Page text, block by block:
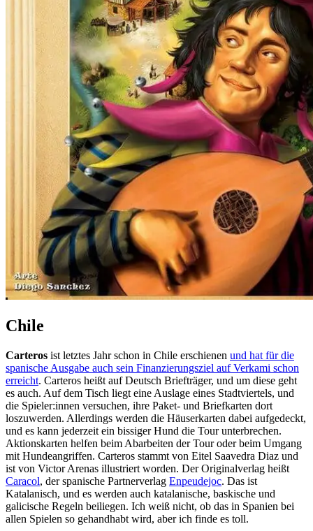
Chile
Carteros ist letztes Jahr schon in Chile erschienen und hat für die
spanische Ausgabe auch sein Finanzierungsziel auf Verkami schon
erreicht. Carteros heißt auf Deutsch Briefträger, und um diese geht
es auch. Auf dem Tisch liegt eine Auslage eines Stadtviertels, und
die Spieler:innen versuchen, ihre Paket- und Briefkarten dort
loszuwerden. Allerdings werden die Häuserkarten dabei aufgedeckt,
und es kann jederzeit ein bissiger Hund die Tour unterbrechen.
Aktionskarten helfen beim Abarbeiten der Tour oder beim Umgang
mit Hundeangriffen. Carteros stammt von Eitel Saavedra Diaz und
ist von Victor Arenas illustriert worden. Der Originalverlag heißt
Caracol, der spanische Partnerverlag Enpeudejoc. Das ist
Katalanisch, und es werden auch katalanische, baskische und
galicische Regeln beiliegen. Ich weiß nicht, ob das in Spanien bei
allen Spielen so gehandhabt wird, aber ich finde es toll.